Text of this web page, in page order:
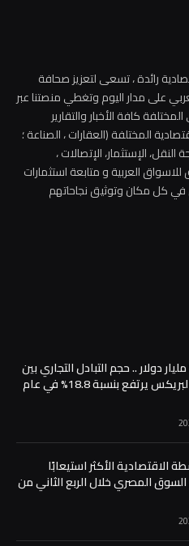
رائدة ، تسعى لتعزيز صحافة
على مدار اليوم وتغطي منصتنا عبر
كافة الأخبار والتقارير
المختلفة (العقارات ، الصناعة ؛
النقل، الإستثمار، الإتصالات ،
العربية و متابعة استثمارات
في كل مكان وتوثيق نجاحاتهم
بقيمة 53.5 مليار دولار .. حجم التبادل التجاري بين
مصر ودول البريكس يرتفع بنسبة 18.8% في عام
الاقتصادية الأكثر استيعابًا
المصري خلال الربع الثاني من